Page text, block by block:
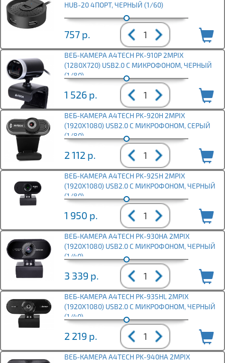
HUB-20 4ПОРТ, ЧЕРНЫЙ (1/60)
757 р.
ВЕБ-КАМЕРА A4TECH PK-910P 2MPIX
(1280X720) USB2.0 С МИКРОФОНОМ, ЧЕРНЫЙ
(1/80)
1 526 р.
ВЕБ-КАМЕРА A4TECH PK-920H 2MPIX
(1920X1080) USB2.0 С МИКРОФОНОМ, СЕРЫЙ
(1/80)
2 112 р.
ВЕБ-КАМЕРА A4TECH PK-925H 2MPIX
(1920X1080) USB2.0 С МИКРОФОНОМ, ЧЕРНЫЙ
(1/80)
1 950 р.
ВЕБ-КАМЕРА A4TECH PK-930HA 2MPIX
(1920X1080) USB2.0 С МИКРОФОНОМ, ЧЕРНЫЙ
(1/40)
3 339 р.
ВЕБ-КАМЕРА A4TECH PK-935HL 2MPIX
(1920X1080) USB2.0 С МИКРОФОНОМ, ЧЕРНЫЙ
(1/40)
2 219 р.
ВЕБ-КАМЕРА A4TECH PK-940HA 2MPIX